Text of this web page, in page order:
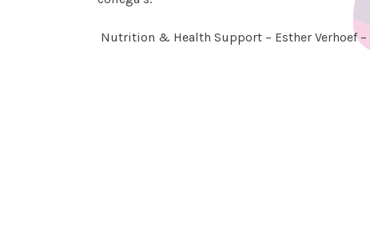
Nutrition & Health Support – Esther Verhoef –